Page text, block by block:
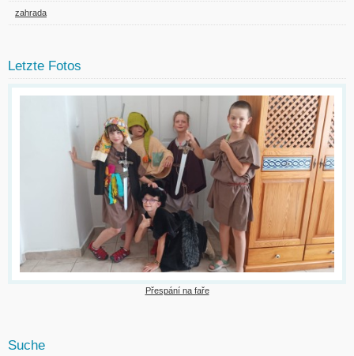
zahrada
Letzte Fotos
Přespání na faře
Suche